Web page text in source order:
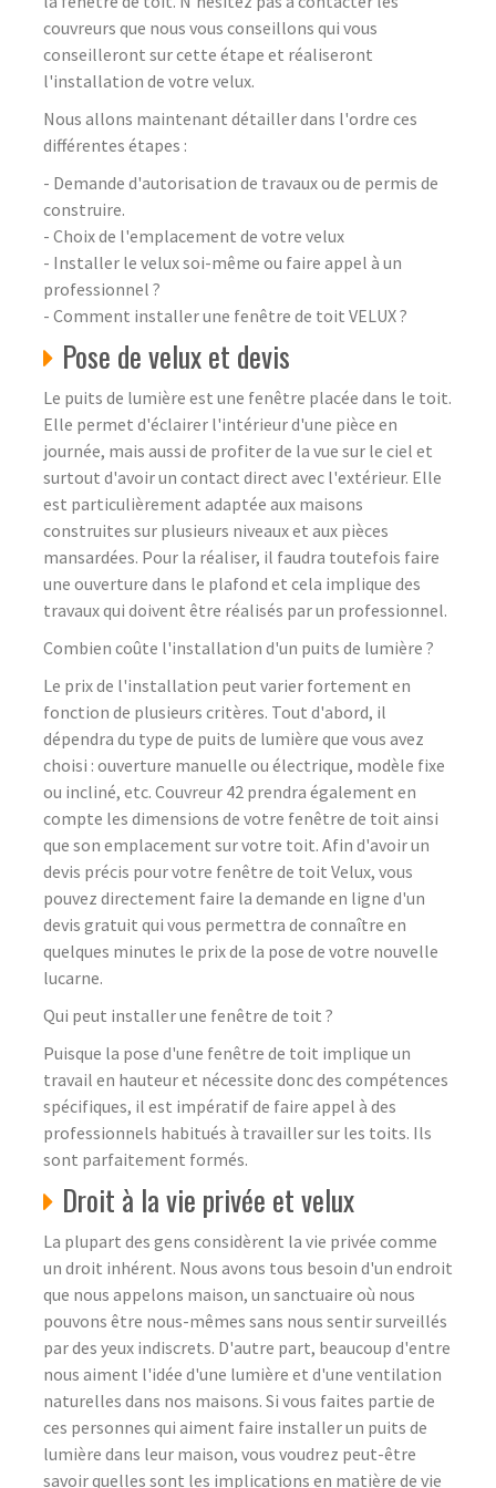
couvreurs que nous vous conseillons qui vous
conseilleront sur cette étape et réaliseront
l'installation de votre velux.
Nous allons maintenant détailler dans l'ordre ces
différentes étapes :
- Demande d'autorisation de travaux ou de permis de
construire.
- Choix de l'emplacement de votre velux
- Installer le velux soi-même ou faire appel à un
professionnel ?
- Comment installer une fenêtre de toit VELUX ?
Pose de velux et devis
Le puits de lumière est une fenêtre placée dans le toit.
Elle permet d'éclairer l'intérieur d'une pièce en
journée, mais aussi de profiter de la vue sur le ciel et
surtout d'avoir un contact direct avec l'extérieur. Elle
est particulièrement adaptée aux maisons
construites sur plusieurs niveaux et aux pièces
mansardées. Pour la réaliser, il faudra toutefois faire
une ouverture dans le plafond et cela implique des
travaux qui doivent être réalisés par un professionnel.
Combien coûte l'installation d'un puits de lumière ?
Le prix de l'installation peut varier fortement en
fonction de plusieurs critères. Tout d'abord, il
dépendra du type de puits de lumière que vous avez
choisi : ouverture manuelle ou électrique, modèle fixe
ou incliné, etc. Couvreur 42 prendra également en
compte les dimensions de votre fenêtre de toit ainsi
que son emplacement sur votre toit. Afin d'avoir un
devis précis pour votre fenêtre de toit Velux, vous
pouvez directement faire la demande en ligne d'un
devis gratuit qui vous permettra de connaître en
quelques minutes le prix de la pose de votre nouvelle
lucarne.
Qui peut installer une fenêtre de toit ?
Puisque la pose d'une fenêtre de toit implique un
travail en hauteur et nécessite donc des compétences
spécifiques, il est impératif de faire appel à des
professionnels habitués à travailler sur les toits. Ils
sont parfaitement formés.
Droit à la vie privée et velux
La plupart des gens considèrent la vie privée comme
un droit inhérent. Nous avons tous besoin d'un endroit
que nous appelons maison, un sanctuaire où nous
pouvons être nous-mêmes sans nous sentir surveillés
par des yeux indiscrets. D'autre part, beaucoup d'entre
nous aiment l'idée d'une lumière et d'une ventilation
naturelles dans nos maisons. Si vous faites partie de
ces personnes qui aiment faire installer un puits de
lumière dans leur maison, vous voudrez peut-être
savoir quelles sont les implications en matière de vie